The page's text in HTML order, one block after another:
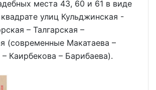
места 43, 60 и 61 в виде
улиц Кульджинская -
– Талгарская –
(современные Макатаева –
Каирбекова – Барибаева).